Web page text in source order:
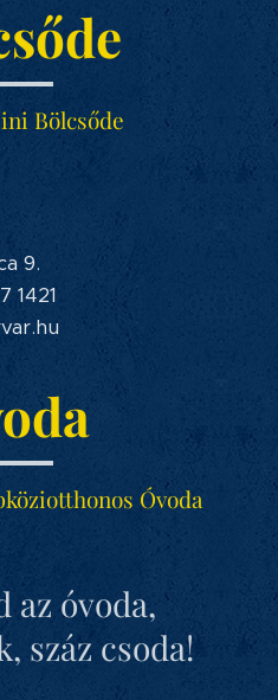
Bölcsőde
9.
1421
Óvoda
az óvoda,
száz csoda!